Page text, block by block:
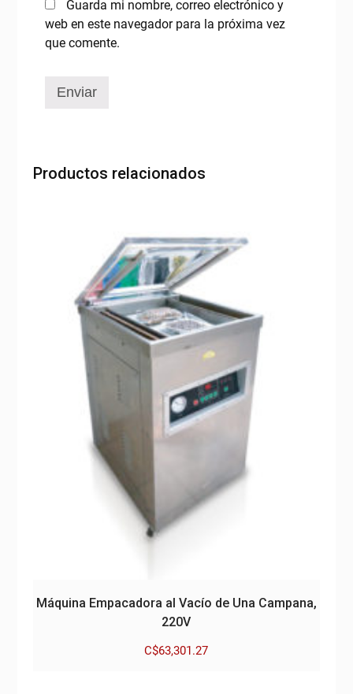
Guarda mi nombre, correo electrónico y
web en este navegador para la próxima vez
que comente.
Productos relacionados
Máquina Empacadora al Vacío de Una Campana,
220V
C$63,301.27